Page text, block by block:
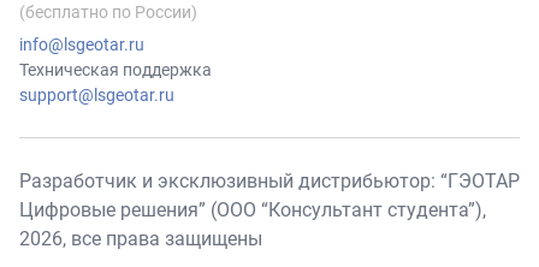
(бесплатно по России)
info@lsgeotar.ru
Техническая поддержка
support@lsgeotar.ru
Разработчик и эксклюзивный дистрибьютор: “ГЭОТАР
Цифровые решения” (ООО “Консультант студента”),
2026, все права защищены